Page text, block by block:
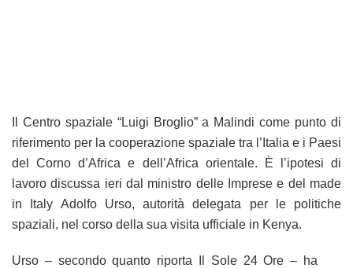
Il Centro spaziale “Luigi Broglio” a Malindi come punto di
riferimento per la cooperazione spaziale tra l’Italia e i Paesi
del Corno d’Africa e dell’Africa orientale. È l’ipotesi di
lavoro discussa ieri dal ministro delle Imprese e del made
in Italy Adolfo Urso, autorità delegata per le politiche
spaziali, nel corso della sua visita ufficiale in Kenya.
Urso – secondo quanto riporta Il Sole 24 Ore – ha